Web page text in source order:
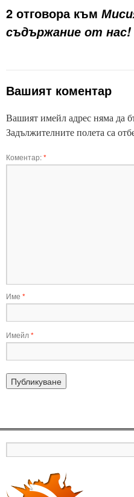
2 отговора към
съдържание от нас!
Вашият коментар
Вашият имейл адрес няма да
Задължителните полета са
Коментар:*
Име *
Имейл*